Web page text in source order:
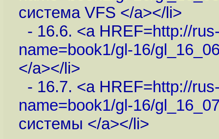
система VFS </a></li>
- 16.6. <a HREF=http://
name=book1/gl-16/
</a></li>
- 16.7. <a HREF=http://
name=book1/gl-16/
системы </a></li>